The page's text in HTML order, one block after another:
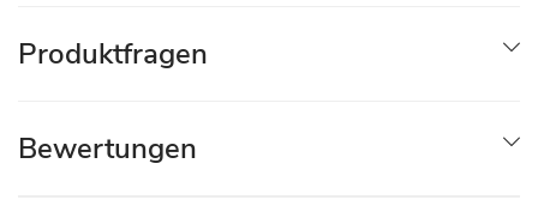
Produktfragen
Bewertungen